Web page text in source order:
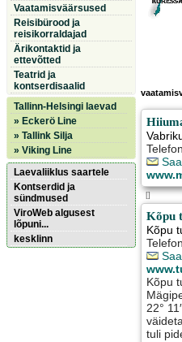
Vaatamisväärsused
Reisibürood ja
reisikorraldajad
Ärikontaktid ja
ettevõtted
Teatrid ja
kontserdisaalid
Tallinn-Helsingi laevad
» Eckerö Line
» Tallink Silja
» Viking Line
Laevaliiklus saartele
Kontserdid ja
sündmused
ViroWeb algusest
lõpuni...
kesklinn
[]
Kõpu
Kõpu
Kõpu
22°
tuli